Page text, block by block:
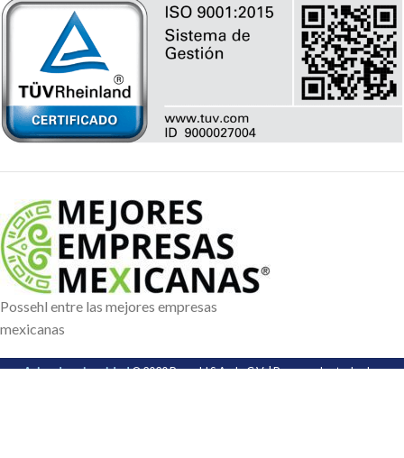
Possehl entre las mejores empresas
mexicanas
Aviso de privacidad© 2020 Possehl S.A. de C.V. | Reservados todos los